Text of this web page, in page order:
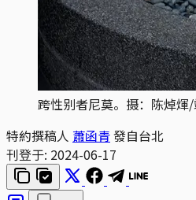
跨性别者尼莫。摄：陈焯煇
特約撰稿人 蕭函青發自台北
刊登于: 2024-06-17